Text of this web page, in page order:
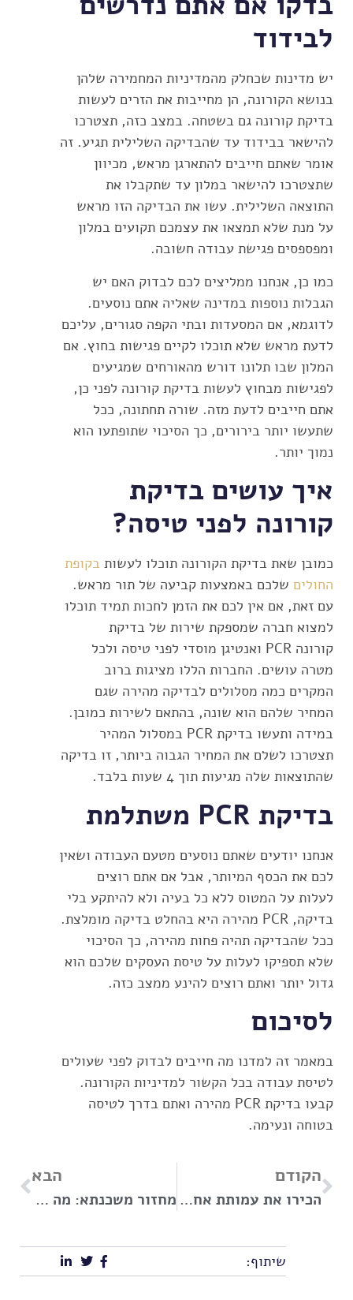
לבידוד
יש מדינות שכחלק מהמדיניות המחמירה שלהן
בנושא הקורונה, הן מחייבות את הזרים לעשות
בדיקת קורונה גם בשטחה. במצב כזה, תצטרכו
להישאר בבידוד עד שהבדיקה השלילית תגיע. זה
אומר שאתם חייבים להתארגן מראש, מכיוון
שתצטרכו להישאר במלון עד שתקבלו את
התוצאה השלילית. עשו את הבדיקה הזו מראש
על מנת שלא תמצאו את עצמכם תקועים במלון
ומפספסים פגישת עבודה חשובה.
כמו כן, אנחנו ממליצים לכם לבדוק האם יש
הגבלות נוספות במדינה שאליה אתם נוסעים.
לדוגמא, אם המסעדות ובתי הקפה סגורים, עליכם
לדעת מראש שלא תוכלו לקיים פגישות בחוץ. אם
המלון שבו תלונו דורש מהאורחים שמגיעים
לפגישות מבחוץ לעשות בדיקת קורונה לפני כן,
אתם חייבים לדעת מזה. שורה תחתונה, ככל
שתעשו יותר בירורים, כך הסיכוי שתופתעו הוא
נמוך יותר.
איך עושים בדיקת
קורונה לפני טיסה?
כמובן שאת בדיקת הקורונה תוכלו לעשות בקופת
החולים שלכם באמצעות קביעה של תור מראש.
עם זאת, אם אין לכם את הזמן לחכות תמיד תוכלו
למצוא חברה שמספקת שירות של בדיקת
קורונה PCR ואנטיגן מוסדי לפני טיסה ולכל
מטרה עושים. החברות הללו מציגות ברוב
המקרים כמה מסלולים לבדיקה מהירה שגם
המחיר שלהם הוא שונה, בהתאם לשירות כמובן.
במידה ותעשו בדיקת PCR במסלול המהיר
תצטרכו לשלם את המחיר הגבוה ביותר, זו בדיקה
שהתוצאות שלה מגיעות תוך 4 שעות בלבד.
בדיקת PCR משתלמת
אנחנו יודעים שאתם נוסעים מטעם העבודה ושאין
לכם את הכסף המיותר, אבל אם אתם רוצים
לעלות על המטוס ללא כל בעיה ולא להיתקע בלי
בדיקה, PCR מהירה היא בהחלט בדיקה מומלצת.
ככל שהבדיקה תהיה פחות מהירה, כך הסיכוי
שלא תספיקו לעלות על טיסת העסקים שלכם הוא
גדול יותר ואתם רוצים להינע ממצב כזה.
לסיכום
במאמר זה למדנו מה חייבים לבדוק לפני שעולים
לטיסת עבודה בכל הקשור למדיניות הקורונה.
קבעו בדיקת PCR מהירה ואתם בדרך לטיסה
בטוחה ונעימה.
הקודם
הכירו את עמותת אחינועם בראשות האחים איל, משה ורפי אדרעי שפועלת רבות למען בני העדה האתיופית בארץ
הבא
מחזור משכנתא: מה אומר החוק – ואיך חכם משכנתאות יכולים לסייע?
שיתוף: